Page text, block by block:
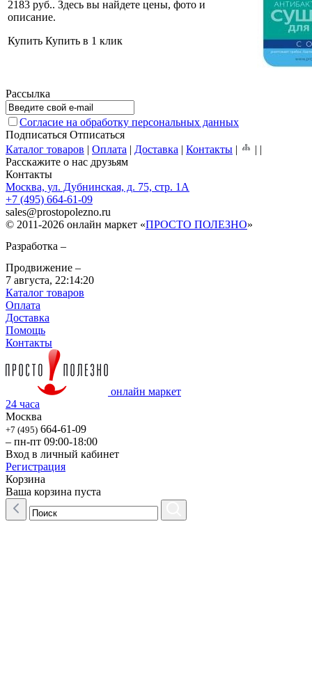
2183 руб.. Здесь вы найдете цены, фото и
описание.
Купить Купить в 1 клик
Рассылка
Согласие на обработку персональных данных
Подписаться Отписаться
Каталог товаров | Оплата | Доставка | Контакты | | |
Расскажите о нас друзьям
Контакты
Москва, ул. Дубнинская, д. 75, стр. 1А
+7 (495) 664-61-09
sales@prostopolezno.ru
© 2011-2026 онлайн маркет «ПРОСТО ПОЛЕЗНО»
Разработка –
Продвижение –
7 августа, 22:14:20
Каталог товаров
Оплата
Доставка
Помощь
Контакты
онлайн маркет
24 часа
Москва
+7 (495) 664-61-09
– пн-пт 09:00-18:00
Вход в личный кабинет
Регистрация
Корзина
Ваша корзина пуста